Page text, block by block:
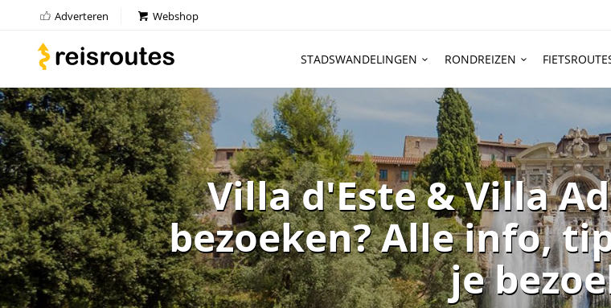
Adverteren Webshop
STADSWANDELINGEN RONDREIZEN
Villa d'Este & Villa
bezoeken? Alle info,
je